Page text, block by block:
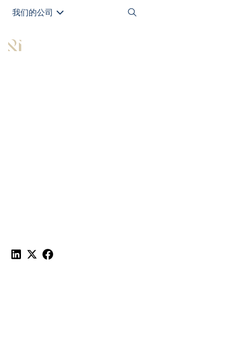
我们的公司